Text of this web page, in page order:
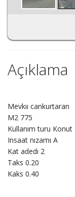
Açıklama
Mevkıı cankurtaran
M2 775
Kullanım turu Konut
Insaat nızamı A
Kat adedı 2
Taks 0.20
Kaks 0.40